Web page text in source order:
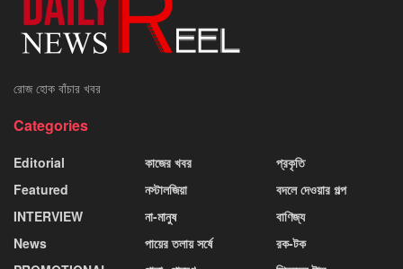
রোজ হোক বাঁচার খবর
Categories
Editorial
Featured
INTERVIEW
News
কাজের খবর
নস্টালজিয়া
না-মানুষ
পায়ের তলায় সর্ষে
প্রকৃতি
বদলে দেওয়ার গল্প
বাণিজ্য
রক-টক